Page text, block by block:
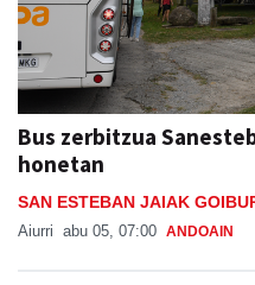
Bus zerbitzua
honetan
SAN ESTEBAN JAIAK
Aiurri abu 05, 07:00 ANDOAIN